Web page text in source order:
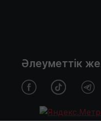
Әлеуметтік